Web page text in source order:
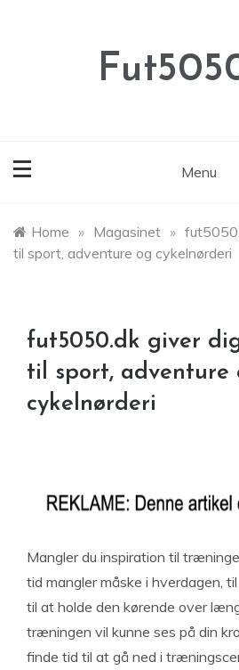
Menu
Home » Magasinet »
til sport, adventure og cykelnørderi
fut5050.dk giver
til sport, adventure
cykelnørderi
Mangler du inspiration til
tid mangler måske i hverdagen,
til at holde den kørende over
træningen vil kunne ses på din
finde tid til at gå ned i